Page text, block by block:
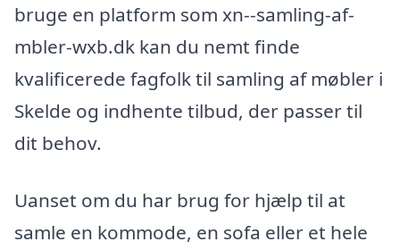
bruge en platform som xn--samling-af-
mbler-wxb.dk kan du nemt finde
kvalificerede fagfolk til samling af møbler i
Skelde og indhente tilbud, der passer til
dit behov.
Uanset om du har brug for hjælp til at
samle en kommode, en sofa eller et hele